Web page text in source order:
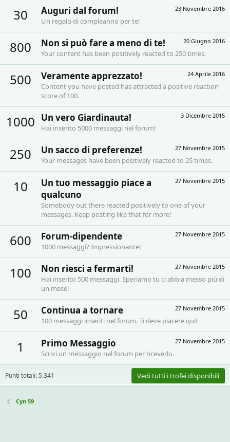
30 23 Novembre 2016
Auguri dal forum!
Un regalo di compleanno per te!
800 20 Giugno 2016
Non si può fare a meno di te!
Your content has been positively reacted to 250 times.
500 24 Aprile 2016
Veramente apprezzato!
Content you have posted has attracted a positive reaction
score of 100.
1000 3 Dicembre 2015
Un vero Giardinauta!
Hai inserito 5000 messaggi nel forum!
250 27 Novembre 2015
Un sacco di preferenze!
Your messages have been positively reacted to 25 times.
10 27 Novembre 2015
Un tuo messaggio piace a
qualcuno
Somebody out there reacted positively to one of your
messages. Keep posting like that for more!
600 27 Novembre 2015
Forum-dipendente
1000 messaggi? Impressionante!
100 27 Novembre 2015
Non riesci a fermarti!
Hai inserito 500 messaggi. Speriamo tu ci abbia messo più di
un mese!
50 27 Novembre 2015
Continua a tornare
100 messaggi inseriti nel forum. Ti deve piacere qui!
1 27 Novembre 2015
Primo Messaggio
Scrivi un messaggio nel forum per riceverlo.
Punti totali: 5.341 Vedi tutti i trofei disponibili
Cyn 59